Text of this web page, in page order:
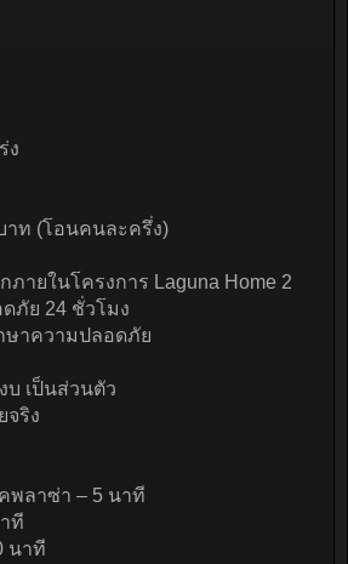
ง
าท (โอนคนละครึ่ง)
ายในโครงการ Laguna Home 2
ภัย 24 ชั่วโมง
ษาความปลอดภัย
บ เป็นส่วนตัว
จริง
พลาซ่า – 5 นาที
ที
นาที